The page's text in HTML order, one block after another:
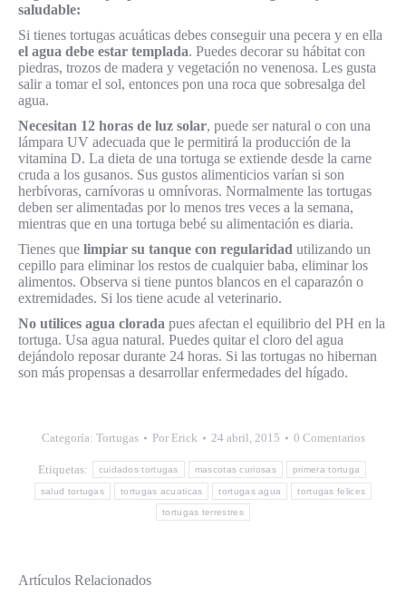
saludable:
Si tienes tortugas acuáticas debes conseguir una pecera y en ella
el agua debe estar templada. Puedes decorar su hábitat con
piedras, trozos de madera y vegetación no venenosa. Les gusta
salir a tomar el sol, entonces pon una roca que sobresalga del
agua.
Necesitan 12 horas de luz solar, puede ser natural o con una
lámpara UV adecuada que le permitirá la producción de la
vitamina D. La dieta de una tortuga se extiende desde la carne
cruda a los gusanos. Sus gustos alimenticios varían si son
herbívoras, carnívoras u omnívoras. Normalmente las tortugas
deben ser alimentadas por lo menos tres veces a la semana,
mientras que en una tortuga bebé su alimentación es diaria.
Tienes que limpiar su tanque con regularidad utilizando un
cepillo para eliminar los restos de cualquier baba, eliminar los
alimentos. Observa si tiene puntos blancos en el caparazón o
extremidades. Si los tiene acude al veterinario.
No utilices agua clorada pues afectan el equilibrio del PH en la
tortuga. Usa agua natural. Puedes quitar el cloro del agua
dejándolo reposar durante 24 horas. Si las tortugas no hibernan
son más propensas a desarrollar enfermedades del hígado.
Categoría: Tortugas Por Erick 24 abril, 2015 0 Comentarios
Etiquetas: cuidados tortugas mascotas curiosas primera tortuga
salud tortugas tortugas acuaticas tortugas agua tortugas felices
tortugas terrestres
Artículos Relacionados